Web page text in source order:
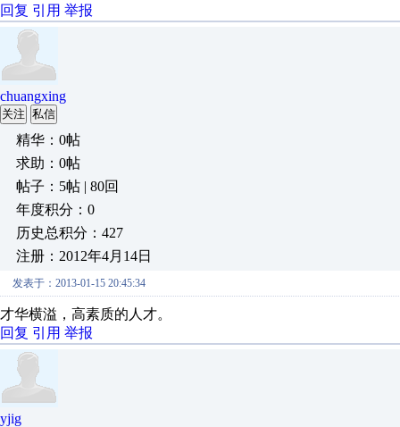
回复 引用 举报
chuangxing
关注 私信
精华：0帖
求助：0帖
帖子：5帖 | 80回
年度积分：0
历史总积分：427
注册：2012年4月14日
发表于：2013-01-15 20:45:34
才华横溢，高素质的人才。
回复 引用 举报
yjig